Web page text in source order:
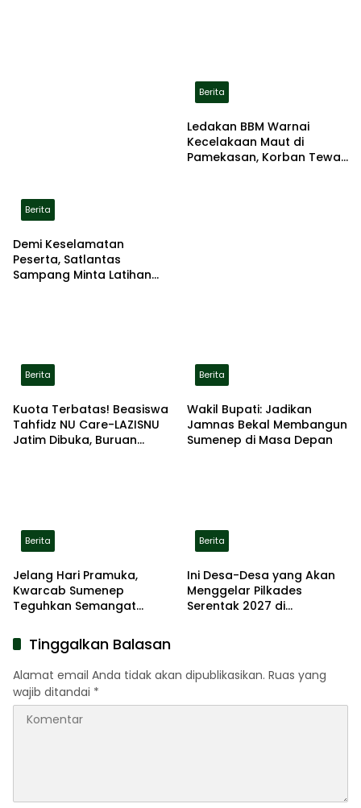
Berita
Demi Keselamatan
Peserta, Satlantas
Sampang Minta Latihan
Berita
Ledakan BBM Warnai
Kecelakaan Maut di
Pamekasan, Korban Tewas
Berita
Kuota Terbatas! Beasiswa
Tahfidz NU Care-LAZISNU
Jatim Dibuka, Buruan
Berita
Wakil Bupati: Jadikan
Jamnas Bekal Membangun
Sumenep di Masa Depan
Berita
Jelang Hari Pramuka,
Kwarcab Sumenep
Teguhkan Semangat
Pahlawan
Berita
Ini Desa-Desa yang Akan
Menggelar Pilkades
Serentak 2027 di
Tinggalkan Balasan
Alamat email Anda tidak akan dipublikasikan. Ruas yang
wajib ditandai *